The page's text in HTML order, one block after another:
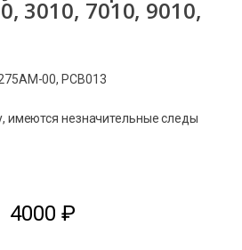
3010, 7010, 9010,
00, PCB013
имеются незначительные следы
4000 ₽